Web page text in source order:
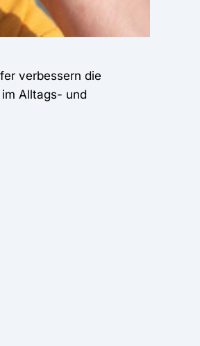
verbessern die
Alltags- und